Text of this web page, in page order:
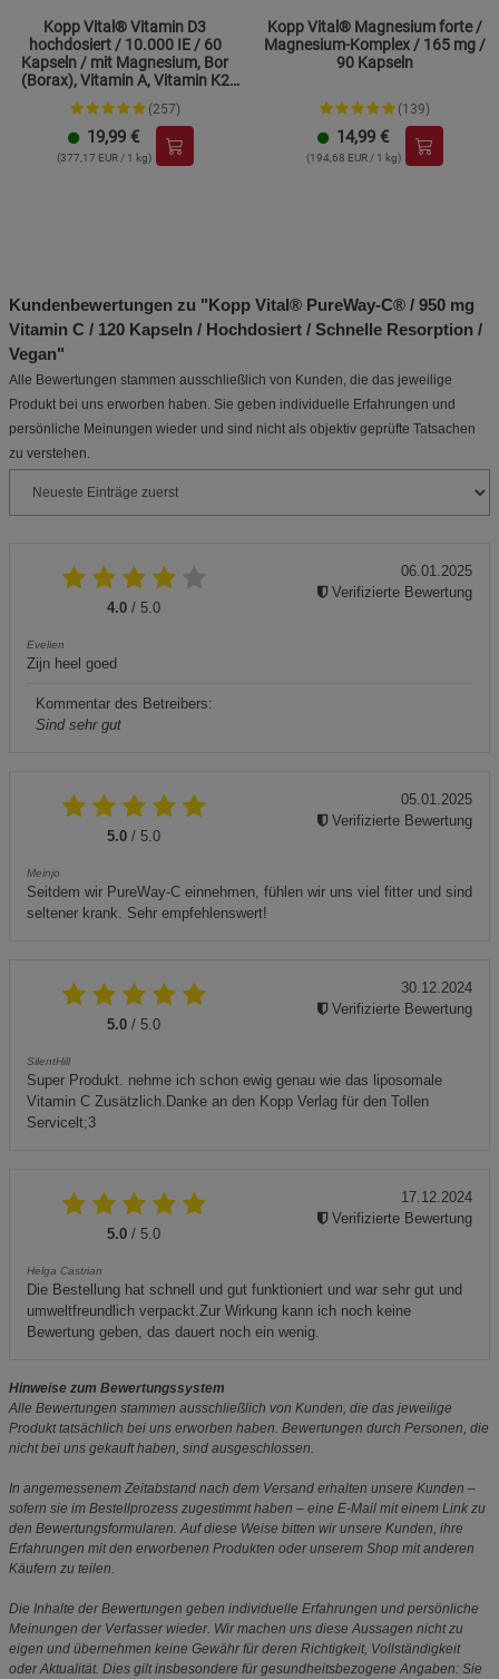
Kopp Vital® Vitamin D3
hochdosiert / 10.000 IE / 60
Kapseln / mit Magnesium, Bor
(Borax), Vitamin A, Vitamin K2
und Zink
(257)
19,99 €
(377,17 EUR / 1 kg)
Kopp Vital® Magnesium forte /
Magnesium-Komplex / 165 mg /
90 Kapseln
(139)
14,99 €
(194,68 EUR / 1 kg)
Kundenbewertungen zu "Kopp Vital® PureWay-C® / 950 mg
Vitamin C / 120 Kapseln / Hochdosiert / Schnelle Resorption /
Vegan"
Alle Bewertungen stammen ausschließlich von Kunden, die das jeweilige
Produkt bei uns erworben haben. Sie geben individuelle Erfahrungen und
persönliche Meinungen wieder und sind nicht als objektiv geprüfte Tatsachen
zu verstehen.
4.0 / 5.0
Evelien
Zijn heel goed
Kommentar des Betreibers:
Sind sehr gut
06.01.2025
Verifizierte Bewertung
5.0 / 5.0
Meinjo
Seitdem wir PureWay-C einnehmen, fühlen wir uns viel fitter und sind
seltener krank. Sehr empfehlenswert!
05.01.2025
Verifizierte Bewertung
5.0 / 5.0
SilentHill
Super Produkt. nehme ich schon ewig genau wie das liposomale
Vitamin C Zusätzlich.Danke an den Kopp Verlag für den Tollen
Servicelt;3
30.12.2024
Verifizierte Bewertung
5.0 / 5.0
Helga Castrian
Die Bestellung hat schnell und gut funktioniert und war sehr gut und
umweltfreundlich verpackt.Zur Wirkung kann ich noch keine
Bewertung geben, das dauert noch ein wenig.
17.12.2024
Verifizierte Bewertung
Hinweise zum Bewertungssystem
Alle Bewertungen stammen ausschließlich von Kunden, die das jeweilige
Produkt tatsächlich bei uns erworben haben. Bewertungen durch Personen, die
nicht bei uns gekauft haben, sind ausgeschlossen.
In angemessenem Zeitabstand nach dem Versand erhalten unsere Kunden –
sofern sie im Bestellprozess zugestimmt haben – eine E-Mail mit einem Link zu
den Bewertungsformularen. Auf diese Weise bitten wir unsere Kunden, ihre
Erfahrungen mit den erworbenen Produkten oder unserem Shop mit anderen
Käufern zu teilen.
Die Inhalte der Bewertungen geben individuelle Erfahrungen und persönliche
Meinungen der Verfasser wieder. Wir machen uns diese Aussagen nicht zu
eigen und übernehmen keine Gewähr für deren Richtigkeit, Vollständigkeit
oder Aktualität. Dies gilt insbesondere für gesundheitsbezogene Angaben: Sie